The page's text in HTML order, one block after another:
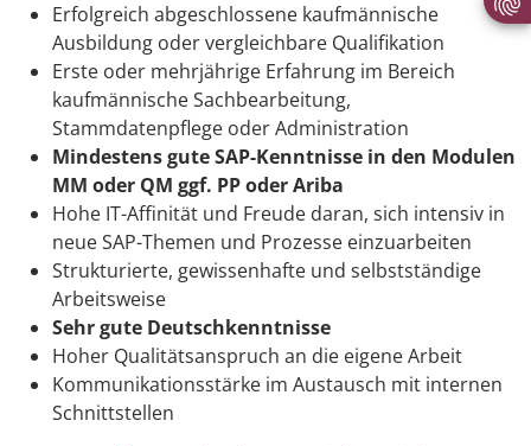
Erfolgreich abgeschlossene kaufmännische
Ausbildung oder vergleichbare Qualifikation
Erste oder mehrjährige Erfahrung im Bereich
kaufmännische Sachbearbeitung,
Stammdatenpflege oder Administration
Mindestens gute SAP-Kenntnisse in den Modulen
MM oder QM ggf. PP oder Ariba
Hohe IT-Affinität und Freude daran, sich intensiv in
neue SAP-Themen und Prozesse einzuarbeiten
Strukturierte, gewissenhafte und selbstständige
Arbeitsweise
Sehr gute Deutschkenntnisse
Hoher Qualitätsanspruch an die eigene Arbeit
Kommunikationsstärke im Austausch mit internen
Schnittstellen